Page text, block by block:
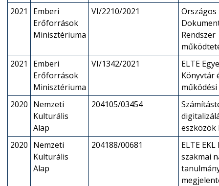
2021
Emberi
Erőforrások
Minisztériuma
VI/2210/2021
Országos
Rendszer
2021
Emberi
Erőforrások
Minisztériuma
VI/1342/2021
ELTE
Könyvtár
2020 Nemzeti
Kulturális
Alap
204105/03454
eszközök
2020 Nemzeti
Kulturális
Alap
204188/00681
ELTE
szakmai